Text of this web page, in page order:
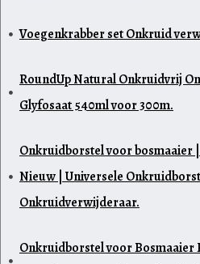
Voegenkrabber set Onkruid
RoundUp Natural Onkruidvrij
Glyfosaat 540ml voor 300m.
Onkruidborstel voor bosmaaier
Nieuw | Universele
Onkruidverwijderaar.
Onkruidborstel voor Bosmaaier